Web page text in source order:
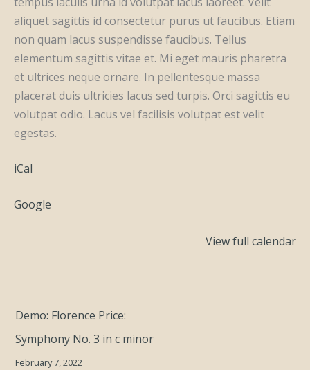
aliquet sagittis id consectetur purus ut faucibus. Etiam
non quam lacus suspendisse faucibus. Tellus
elementum sagittis vitae et. Mi eget mauris pharetra
et ultrices neque ornare. In pellentesque massa
placerat duis ultricies lacus sed turpis. Orci sagittis eu
volutpat odio. Lacus vel facilisis volutpat est velit
egestas.
iCal
Google
View full calendar
Demo: Florence Price:
Symphony No. 3 in c minor
February 7, 2022